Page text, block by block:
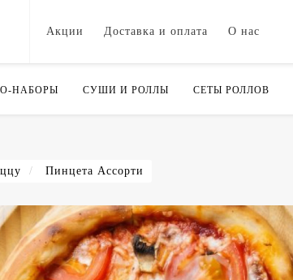
Акции Доставка и оплата О нас
НАБОРЫ СУШИ И РОЛЛЫ СЕТЫ РОЛЛОВ
Пинцета Ассорти